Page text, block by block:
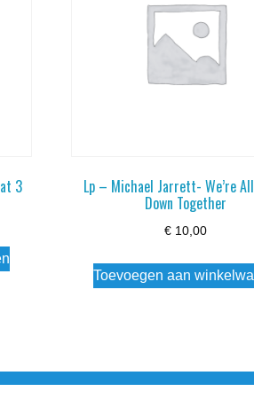
3 Lp – Michael Jarrett- We’re
Down Together
€ 10,00
Toevoegen aan